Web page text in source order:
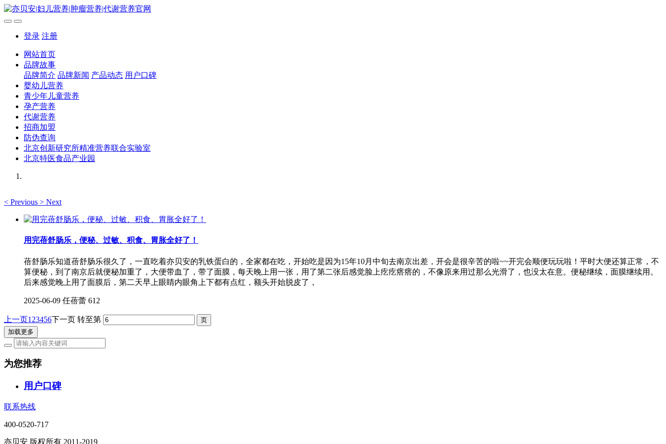
登录 注册
网站首页
品牌故事
品牌简介 品牌新闻 产品动态 用户口碑
婴幼儿营养
青少年儿童营养
孕产营养
代谢营养
招商加盟
防伪查询
北京创新研究所精准营养联合实验室
北京特医食品产业园
< Previous > Next
用完蓓舒肠乐，便秘、过敏、积食、胃胀全好了！
蓓舒肠乐知道蓓舒肠乐很久了，一直吃着亦贝安的乳铁蛋白的，全家都在吃，开始吃是因为15年10月中旬去南京出差，开会是很辛苦的啦~~开完会顺便玩玩啦！平时大便还算正常，不
算便秘，到了南京后就便秘加重了，大便带血了，带了面膜，每天晚上用一张，用了第二张后感觉脸上疙疙瘩瘩的，不像原来用过那么光滑了，也没太在意。便秘继续，面膜继续用。
后来感觉晚上用了面膜后，第二天早上眼睛内眼角上下都有点红，额头开始脱皮了，
2025-06-09 任蓓蕾 612
上一页1 23456下一页 转至第
加载更多
为您推荐
用户口碑
联系热线
400-0520-717
亦贝安 版权所有 2011-2019